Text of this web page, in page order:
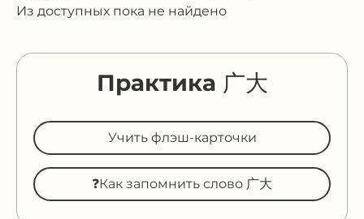
Из доступных пока не найдено
Практика 广大
Учить флэш-карточки
❓Как запомнить слово 广大